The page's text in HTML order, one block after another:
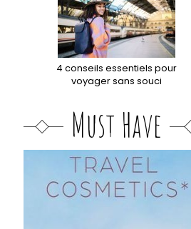
4 conseils essentiels pour
voyager sans souci
Must Have